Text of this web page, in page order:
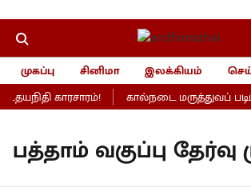
முகப்பு சினிமா இலக்கியம்
காரசாரம்!
கால்நடை மருத்துவப்
பத்தாம் வகுப்பு தேர்வு